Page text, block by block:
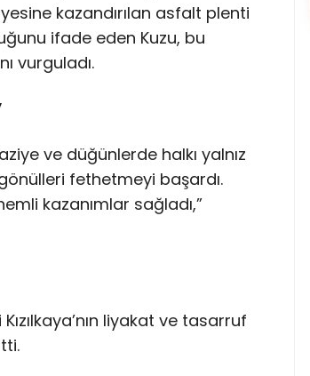
kazandırılan asfalt plenti
ifade eden Kuzu, bu
vurguladı.
ve düğünlerde halkı yalnız
gönülleri fethetmeyi başardı.
kazanımlar sağladı,”
liyakat ve tasarruf